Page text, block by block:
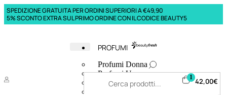
SPEDIZIONE GRATUITA PER ORDINI SUPERIORI A €49,90
5% SCONTO EXTRA SUL PRIMO ORDINE CON IL CODICE BEAUTY5
PROFUMI
Profumi Donna
Profumi Uomo
Deodoranti Donna
1 42,00€